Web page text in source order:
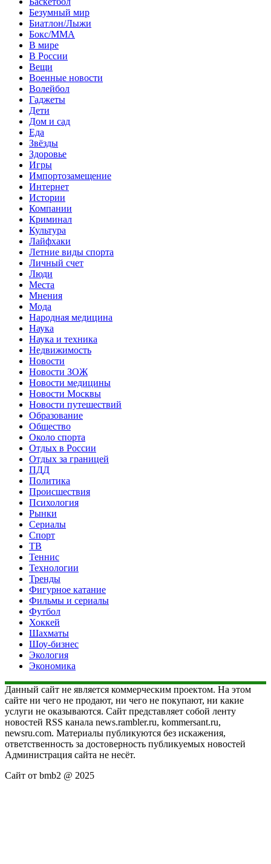
Безумный мир
Биатлон/Лыжи
Бокс/MMA
В мире
В России
Вещи
Военные новости
Волейбол
Гаджеты
Дети
Дом и сад
Еда
Звёзды
Здоровье
Игры
Импортозамещение
Интернет
Истории
Компании
Криминал
Культура
Лайфхаки
Летние виды спорта
Личный счет
Люди
Места
Мнения
Мода
Народная медицина
Наука
Наука и техника
Недвижимость
Новости
Новости ЗОЖ
Новости медицины
Новости Москвы
Новости путешествий
Образование
Общество
Около спорта
Отдых в России
Отдых за границей
ПДД
Политика
Происшествия
Психология
Рынки
Сериалы
Спорт
ТВ
Теннис
Технологии
Тренды
Фигурное катание
Фильмы и сериалы
Футбол
Хоккей
Шахматы
Шоу-бизнес
Экология
Экономика
Данный сайт не является коммерческим проектом. На этом
сайте ни чего не продают, ни чего не покупают, ни какие
услуги не оказываются. Сайт представляет собой ленту
новостей RSS канала news.rambler.ru, kommersant.ru,
newsru.com. Материалы публикуются без искажения,
ответственность за достоверность публикуемых новостей
Администрация сайта не несёт.
Сайт от bmb2 @ 2025